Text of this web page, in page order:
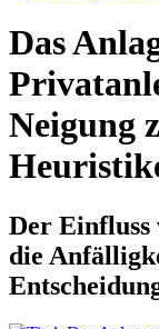
Das
Neigung
Der
die